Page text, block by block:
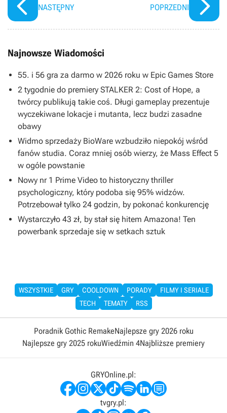
NASTĘPNY POPRZEDNI
Najnowsze Wiadomości
55. i 56 gra za darmo w 2026 roku w Epic Games Store
2 tygodnie do premiery STALKER 2: Cost of Hope, a
twórcy publikują takie coś. Długi gameplay prezentuje
wyczekiwane lokacje i mutanta, lecz budzi zasadne
obawy
Widmo sprzedaży BioWare wzbudziło niepokój wśród
fanów studia. Coraz mniej osób wierzy, że Mass Effect 5
w ogóle powstanie
Nowy nr 1 Prime Video to historyczny thriller
psychologiczny, który podoba się 95% widzów.
Potrzebował tylko 24 godzin, by pokonać konkurencję
Wystarczyło 43 zł, by stał się hitem Amazona! Ten
powerbank sprzedaje się w setkach sztuk
WSZYSTKIE GRY COOLDOWN PORADY
FILMY I SERIALE
TECH
TEMATY RSS
Poradnik Gothic RemakeNajlepsze gry 2026 roku
Najlepsze gry 2025 rokuWiedźmin 4Najbliższe premiery
GRYOnline.pl:
tvgry.pl: